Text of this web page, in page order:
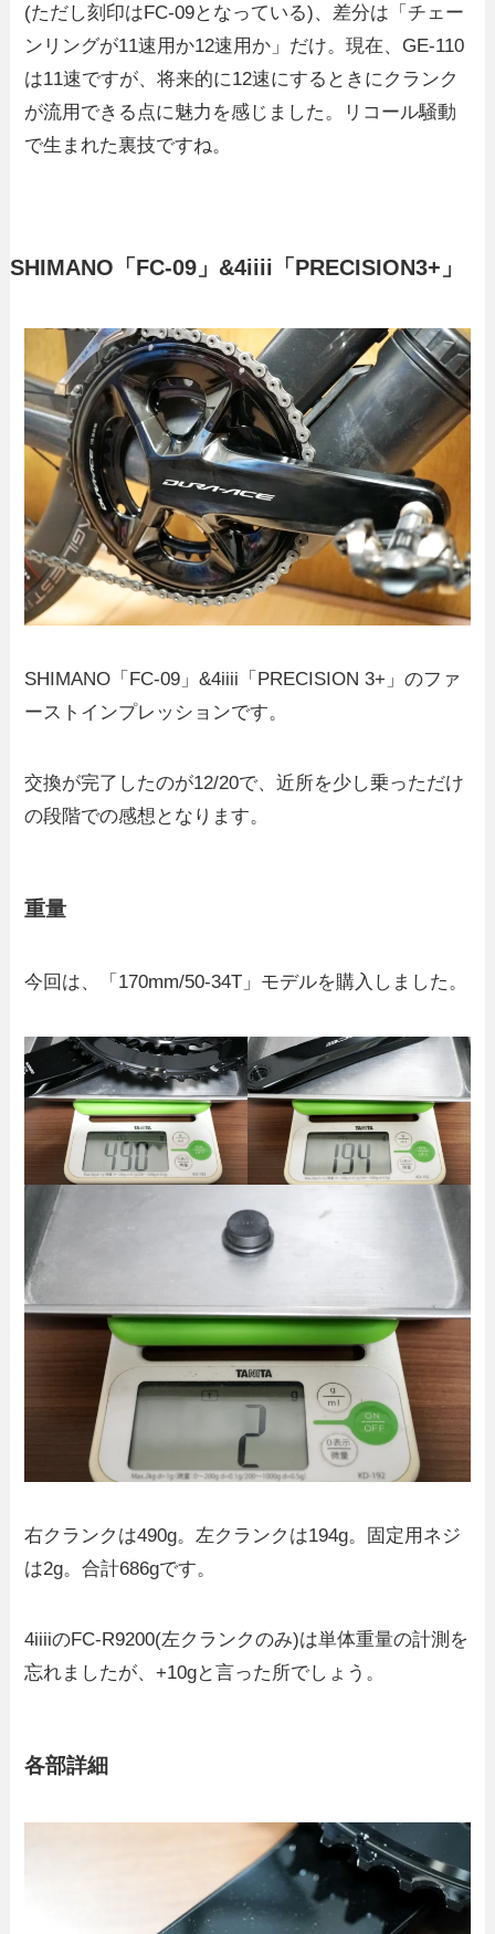
(ただし刻印はFC-09となっている)、差分は「チェー
ンリングが11速用か12速用か」だけ。現在、GE-110
は11速ですが、将来的に12速にするときにクランク
が流用できる点に魅力を感じました。リコール騒動
で生まれた裏技ですね。
SHIMANO「FC-09」&4iiii「PRECISION3+」
SHIMANO「FC-09」&4iiii「PRECISION 3+」のファ
ーストインプレッションです。
交換が完了したのが12/20で、近所を少し乗っただけ
の段階での感想となります。
重量
今回は、「170mm/50-34T」モデルを購入しました。
右クランクは490g。左クランクは194g。固定用ネジ
は2g。合計686gです。
4iiiiのFC-R9200(左クランクのみ)は単体重量の計測を
忘れましたが、+10gと言った所でしょう。
各部詳細